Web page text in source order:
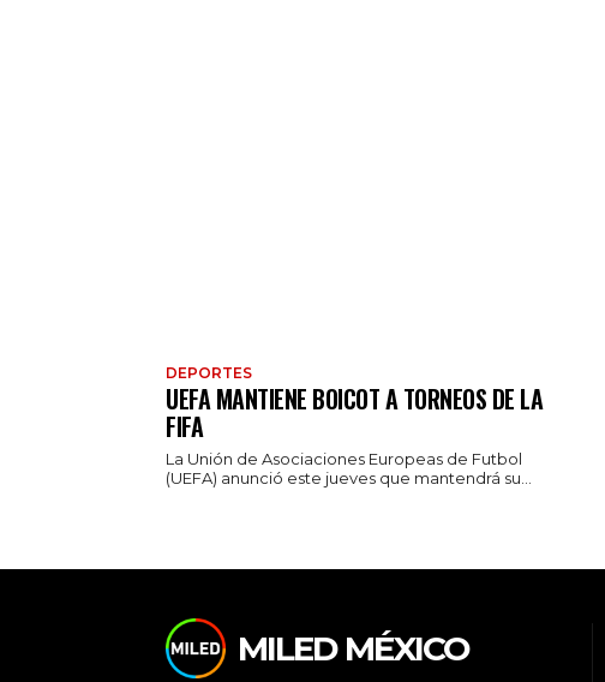
DEPORTES
UEFA MANTIENE BOICOT A TORNEOS DE LA
FIFA
La Unión de Asociaciones Europeas de Futbol
(UEFA) anunció este jueves que mantendrá su...
MILED MÉXICO